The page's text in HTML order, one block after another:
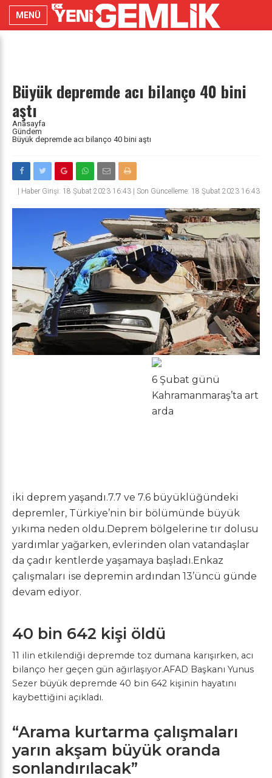
MENÜ
Büyük depremde acı bilanço 40 bini
aştı
Anasayfa
Gündem
Büyük depremde acı bilanço 40 bini aştı
Haber Girişi: 18 Şubat 2023 16:43 | Son Güncelleme: 18 Şubat 2023 16:43
6 Şubat günü
Kahramanmaraş’ta art
arda
iki deprem yaşandı.7.7 ve 7.6 büyüklüğündeki
depremler, Türkiye’nin bir bölümünde büyük
yıkıma neden oldu.Deprem bölgelerine tır dolusu
yardımlar yağarken, evlerinden olan vatandaşlar
da çadır kentlerde yaşamaya başladı.Enkaz
çalışmaları ise depremin ardından 13’üncü günde
devam ediyor.
40 bin 642 kişi öldü
11 ilin etkilendiği depremde toz dumana karışırken, acı
bilanço her geçen gün ağırlaşıyor.AFAD Başkanı Yunus
Sezer büyük depremde 40 bin 642 kişinin hayatını
kaybettiğini açıkladı.
“Arama kurtarma çalışmaları
yarın akşam büyük oranda
sonlandırılacak”